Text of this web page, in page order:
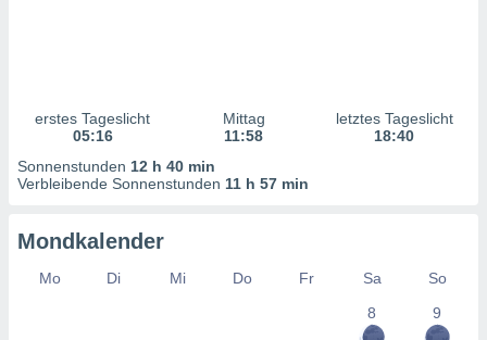
durch
erstes Tageslicht
05:16
Mittag
11:58
letztes Tageslicht
18:40
Sonnenstunden 12 h 40 min
Verbleibende Sonnenstunden 11 h 57 min
Mondkalender
Mo Di Mi Do Fr Sa
So
8
9